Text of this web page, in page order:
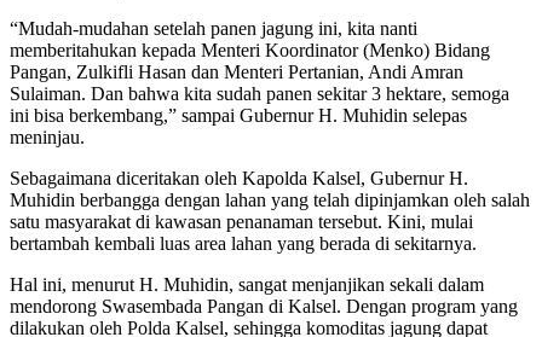
“Mudah-mudahan setelah panen jagung ini, kita nanti
memberitahukan kepada Menteri Koordinator (Menko) Bidang
Pangan, Zulkifli Hasan dan Menteri Pertanian, Andi Amran
Sulaiman. Dan bahwa kita sudah panen sekitar 3 hektare, semoga
ini bisa berkembang,” sampai Gubernur H. Muhidin selepas
meninjau.
Sebagaimana diceritakan oleh Kapolda Kalsel, Gubernur H.
Muhidin berbangga dengan lahan yang telah dipinjamkan oleh salah
satu masyarakat di kawasan penanaman tersebut. Kini, mulai
bertambah kembali luas area lahan yang berada di sekitarnya.
Hal ini, menurut H. Muhidin, sangat menjanjikan sekali dalam
mendorong Swasembada Pangan di Kalsel. Dengan program yang
dilakukan oleh Polda Kalsel, sehingga komoditas jagung dapat